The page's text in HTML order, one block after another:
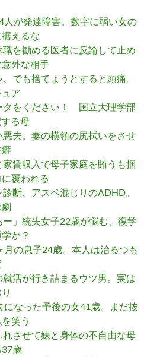
人が発達障害。数字に弱い女の
えるな
を勧める医者に反論して止め
外な相手
でも捨てようとすると頭痛。
ア
タをください！ 国立大理学部
る母
悪夫。妻の横領の尻拭いをさせ
賃収入で母子家庭を賄うも掴
覆われる
断、アスペ混じりのADHD。
」統失女子22歳が悩む、復学
か？
月の息子24歳。本人は治るつも
活が行き詰まるウツ男。実は
になった予後の女41歳。まだ抜
笑う
れさせて妹と身体の不自由な母
歳